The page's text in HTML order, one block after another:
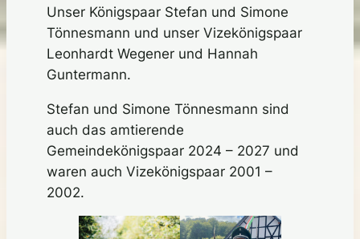
Unser Königspaar Stefan und Simone
Tönnesmann und unser Vizekönigspaar
Leonhardt Wegener und Hannah
Guntermann.
Stefan und Simone Tönnesmann sind
auch das amtierende
Gemeindekönigspaar 2024 – 2027 und
waren auch Vizekönigspaar 2001 –
2002.